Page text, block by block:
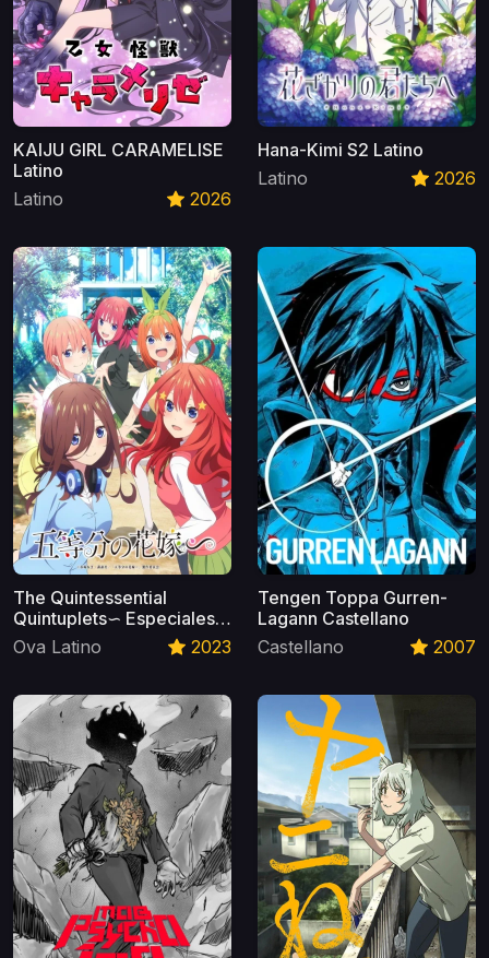
KAIJU GIRL CARAMELISE
Latino
Latino
2026
Hana-Kimi S2 Latino
Latino
2026
The Quintessential
Quintuplets∽ Especiales
Latino
Ova Latino 2023
Tengen Toppa Gurren-
Lagann Castellano
Castellano
2007